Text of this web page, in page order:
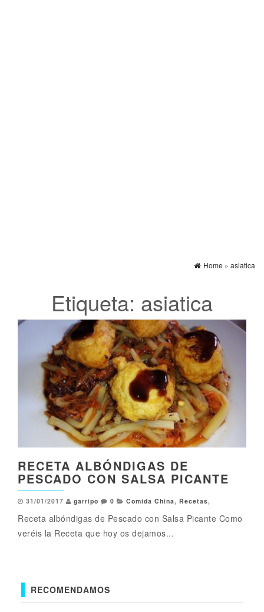
Home » asiatica
Etiqueta: asiatica
RECETA ALBÓNDIGAS DE
PESCADO CON SALSA PICANTE
31/01/2017 garripo 0 Comida China, Recetas,
Receta albóndigas de Pescado con Salsa Picante Como
veréis la Receta que hoy os dejamos...
RECOMENDAMOS